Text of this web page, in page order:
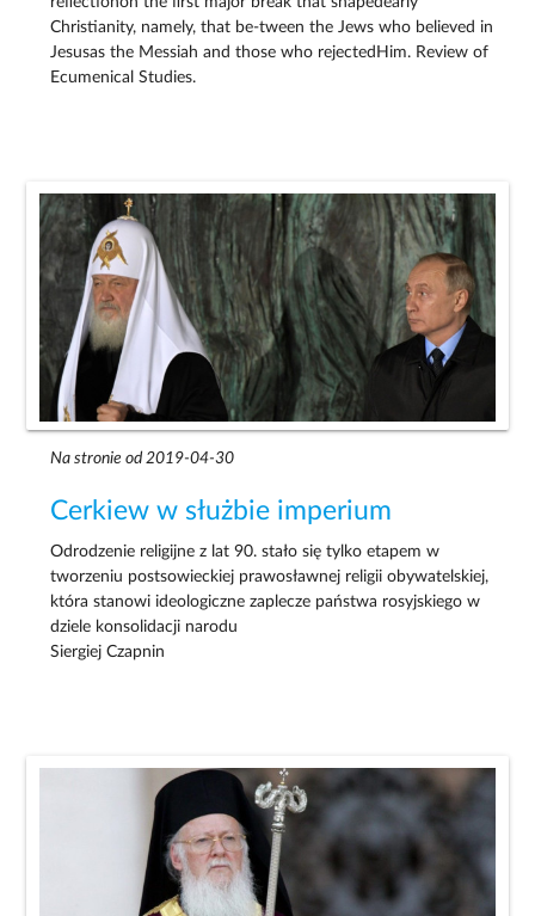
Christianity, namely, that be-tween the Jews who believed in
Jesusas the Messiah and those who rejectedHim. Review of
Ecumenical Studies.
Na stronie od 2019-04-30
Cerkiew w służbie imperium
Odrodzenie religijne z lat 90. stało się tylko etapem w
tworzeniu postsowieckiej prawosławnej religii obywatelskiej,
która stanowi ideologiczne zaplecze państwa rosyjskiego w
dziele konsolidacji narodu
Siergiej Czapnin